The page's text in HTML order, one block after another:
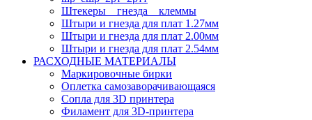
Штекеры _ гнезда _ клеммы
Штыри и гнезда для плат 1.27мм
Штыри и гнезда для плат 2.00мм
Штыри и гнезда для плат 2.54мм
РАСХОДНЫЕ МАТЕРИАЛЫ
Маркировочные бирки
Оплетка самозаворачивающаяся
Сопла для 3D принтера
Филамент для 3D-принтера